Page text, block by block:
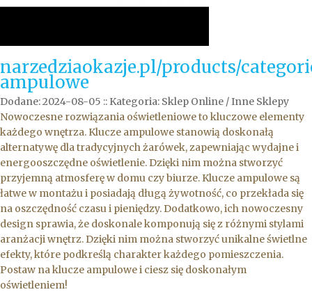
narzedziaokazje.pl/products/
ampulowe
Dodane: 2024-08-05 :: Kategoria: Sklep Online / Inne Sklepy
Nowoczesne rozwiązania oświetleniowe to kluczowe elementy
każdego wnętrza. Klucze ampulowe stanowią doskonałą
alternatywę dla tradycyjnych żarówek, zapewniając wydajne i
energooszczędne oświetlenie. Dzięki nim można stworzyć
przyjemną atmosferę w domu czy biurze. Klucze ampulowe są
łatwe w montażu i posiadają długą żywotność, co przekłada się
na oszczędność czasu i pieniędzy. Dodatkowo, ich nowoczesny
design sprawia, że doskonale komponują się z różnymi stylami
aranżacji wnętrz. Dzięki nim można stworzyć unikalne świetlne
efekty, które podkreślą charakter każdego pomieszczenia.
Postaw na klucze ampulowe i ciesz się doskonałym
oświetleniem!